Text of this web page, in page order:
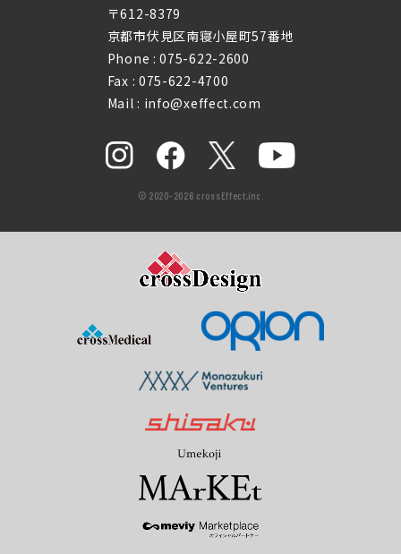
〒612-8379
京都市伏見区南寝小屋町57番地
Phone :075-622-2600
Fax : 075-622-4700
Mail : info@xeffect.com
© 2020-2026 crossEffect,inc.